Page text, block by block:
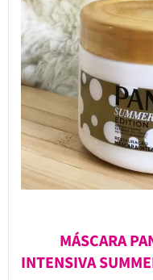
MÁSCARA
INTENSIVA